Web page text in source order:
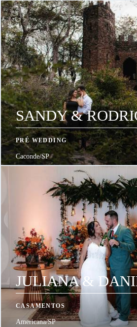
SANDY &
PRÉ WEDDING
Caconde/SP
JULIANA &
CASAMENTOS
Americana/SP